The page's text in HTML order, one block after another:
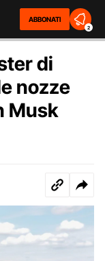
ABBONATI
2
di
nozze
Musk